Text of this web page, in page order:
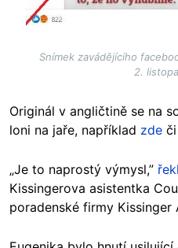
Snímek zavádějícího
2.
Originál v angličtině se na
loni na jaře, například zde či
„Je to naprostý výmysl,”
Kissingerova asistentka
poradenské firmy Kissinger